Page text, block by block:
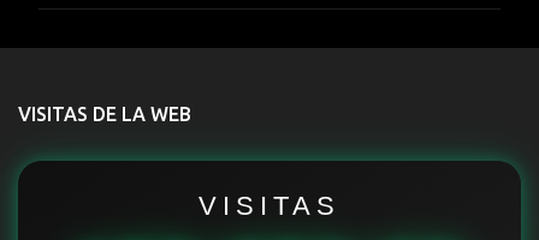
t
VISITAS DE LA WEB
VISITAS